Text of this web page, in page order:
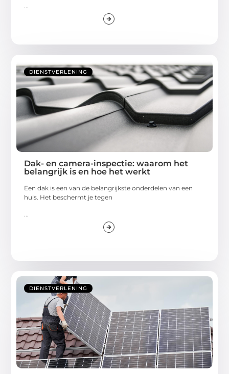
...
DIENSTVERLENING
Dak- en camera-inspectie: waarom het
belangrijk is en hoe het werkt
Een dak is een van de belangrijkste onderdelen van een
huis. Het beschermt je tegen
DIENSTVERLENING